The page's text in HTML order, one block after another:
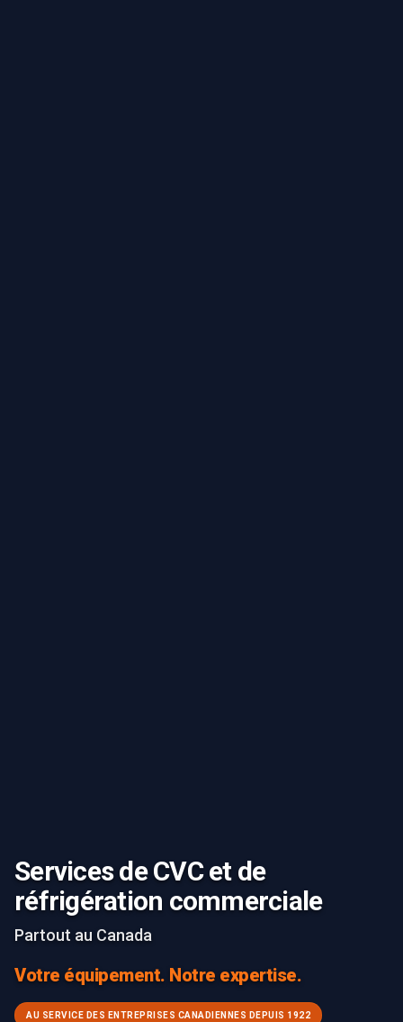
Services de CVC et de
réfrigération commerciale
Partout au Canada
Votre équipement. Notre expertise.
AU SERVICE DES ENTREPRISES CANADIENNES DEPUIS 1922